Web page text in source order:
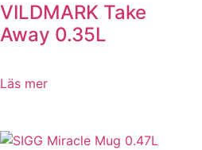
VILDMARK Take
Away 0.35L
Läs mer